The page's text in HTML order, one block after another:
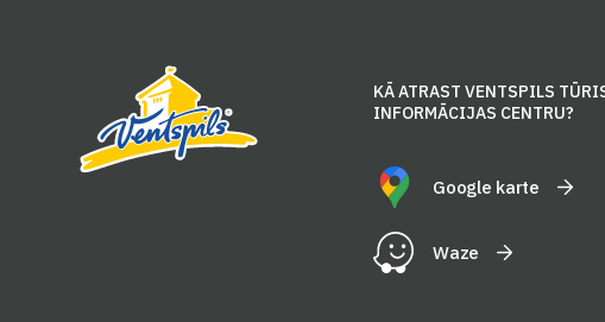
KĀ ATRAST VENTSPILS
INFORMĀCIJAS CENTRU?
Google karte
Waze